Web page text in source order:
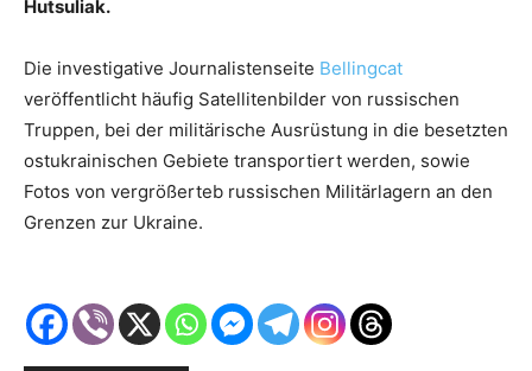
Hutsuliak.
Die investigative Journalistenseite Bellingcat
veröffentlicht häufig Satellitenbilder von russischen
Truppen, bei der militärische Ausrüstung in die besetzten
ostukrainischen Gebiete transportiert werden, sowie
Fotos von vergrößerteb russischen Militärlagern an den
Grenzen zur Ukraine.